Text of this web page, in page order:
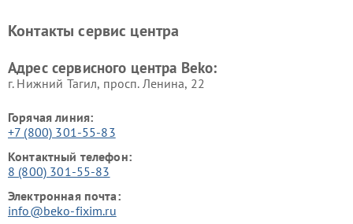
Ремонт холодильников Beko Ремонт морозильных камер
Контакты сервис центра
Адрес сервисного центра Beko:
г. Нижний Тагил, просп. Ленина, 22
Горячая линия:
+7 (800) 301-55-83
Контактный телефон:
8 (800) 301-55-83
Электронная почта:
info@beko-fixim.ru